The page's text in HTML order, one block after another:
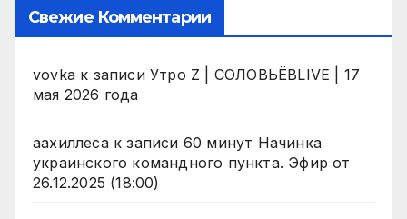
Свежие Комментарии
vovka к записи Утро Z | СОЛОВЬЁВLIVE | 17
мая 2026 года
аахиллесак записи 60 минут Начинка
украинского командного пункта. Эфир от
26.12.2025 (18:00)